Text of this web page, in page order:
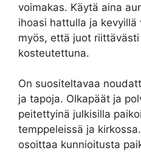
voimakas. Käytä aina
ihoasi hattulla ja
myös, että juot
kosteutettuna.
On suositeltavaa
ja tapoja. Olkapäät ja
peitettyinä julkisilla
temppeleissä ja
osoittaa kunnioitusta